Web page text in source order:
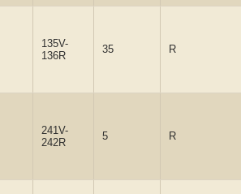
135V-
136R
35 R
241V-
242R
5 R